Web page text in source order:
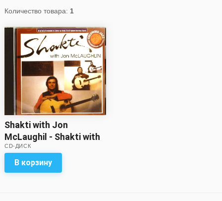
Количество товара: 1
Shakti with Jon
McLaughil - Shakti with
Jon McLaughil (CD)
CD-ДИСК
В корзину